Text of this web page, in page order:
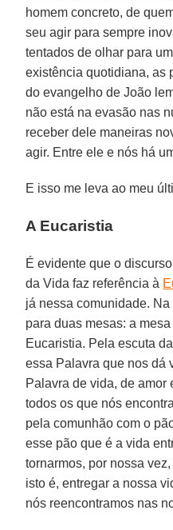
homem concreto, de
seu agir para sempre
tentados de olhar para
existência quotidiana, as
do evangelho de João
não está na evasão nas
receber dele maneiras
agir. Entre ele e nós há
E isso me leva ao meu
A Eucaristia
É evidente que o
da Vida faz referência à
já nessa comunidade.
para duas mesas: a
Eucaristia. Pela escuta
essa Palavra que nos dá
Palavra de vida, de amor
todos os que nós
pela comunhão com o
esse pão que é a vida
tornarmos, por nossa
isto é, entregar a nossa
nós reencontramos nas